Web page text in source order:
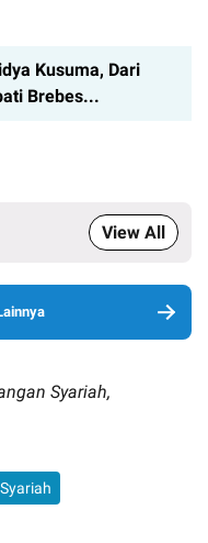
Kusuma, Dari
Brebes...
View All
Syariah,